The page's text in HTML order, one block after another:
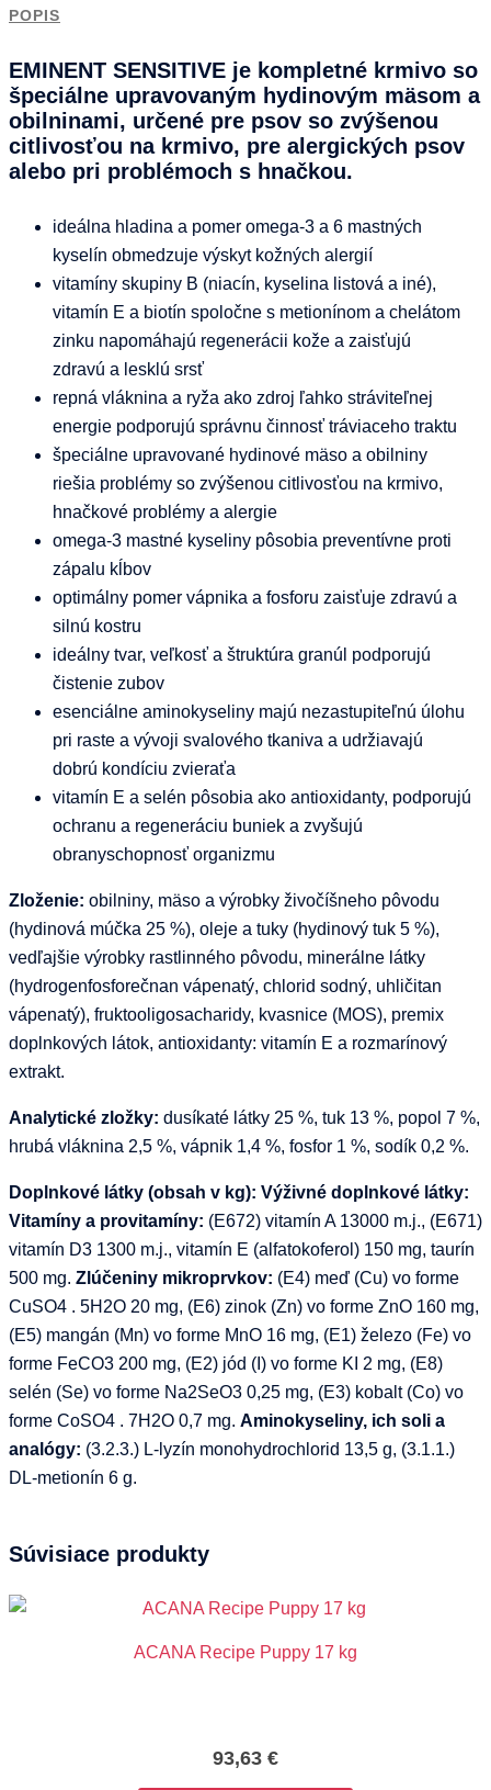
POPIS
EMINENT SENSITIVE je kompletné krmivo so
špeciálne upravovaným hydinovým mäsom a
obilninami, určené pre psov so zvýšenou
citlivosťou na krmivo, pre alergických psov
alebo pri problémoch s hnačkou.
ideálna hladina a pomer omega-3 a 6 mastných
kyselín obmedzuje výskyt kožných alergií
vitamíny skupiny B (niacín, kyselina listová a iné),
vitamín E a biotín spoločne s metionínom a chelátom
zinku napomáhajú regenerácii kože a zaisťujú
zdravú a lesklú srsť
repná vláknina a ryža ako zdroj ľahko stráviteľnej
energie podporujú správnu činnosť tráviaceho traktu
špeciálne upravované hydinové mäso a obilniny
riešia problémy so zvýšenou citlivosťou na krmivo,
hnačkové problémy a alergie
omega-3 mastné kyseliny pôsobia preventívne proti
zápalu kĺbov
optimálny pomer vápnika a fosforu zaisťuje zdravú a
silnú kostru
ideálny tvar, veľkosť a štruktúra granúl podporujú
čistenie zubov
esenciálne aminokyseliny majú nezastupiteľnú úlohu
pri raste a vývoji svalového tkaniva a udržiavajú
dobrú kondíciu zvieraťa
vitamín E a selén pôsobia ako antioxidanty, podporujú
ochranu a regeneráciu buniek a zvyšujú
obranyschopnosť organizmu
Zloženie: obilniny, mäso a výrobky živočíšneho pôvodu
(hydinová múčka 25 %), oleje a tuky (hydinový tuk 5 %),
vedľajšie výrobky rastlinného pôvodu, minerálne látky
(hydrogenfosforečnan vápenatý, chlorid sodný, uhličitan
vápenatý), fruktooligosacharidy, kvasnice (MOS), premix
doplnkových látok, antioxidanty: vitamín E a rozmarínový
extrakt.
Analytické zložky: dusíkaté látky 25 %, tuk 13 %, popol 7 %,
hrubá vláknina 2,5 %, vápnik 1,4 %, fosfor 1 %, sodík 0,2 %.
Doplnkové látky (obsah v kg): Výživné doplnkové látky:
Vitamíny a provitamíny: (E672) vitamín A 13000 m.j., (E671)
vitamín D3 1300 m.j., vitamín E (alfatokoferol) 150 mg, taurín
500 mg. Zlúčeniny mikroprvkov: (E4) meď (Cu) vo forme
CuSO4 . 5H2O 20 mg, (E6) zinok (Zn) vo forme ZnO 160 mg,
(E5) mangán (Mn) vo forme MnO 16 mg, (E1) železo (Fe) vo
forme FeCO3 200 mg, (E2) jód (I) vo forme KI 2 mg, (E8)
selén (Se) vo forme Na2SeO3 0,25 mg, (E3) kobalt (Co) vo
forme CoSO4 . 7H2O 0,7 mg. Aminokyseliny, ich soli a
analógy: (3.2.3.) L-lyzín monohydrochlorid 13,5 g, (3.1.1.)
DL-metionín 6 g.
Súvisiace produkty
ACANA Recipe Puppy 17 kg
93,63 €